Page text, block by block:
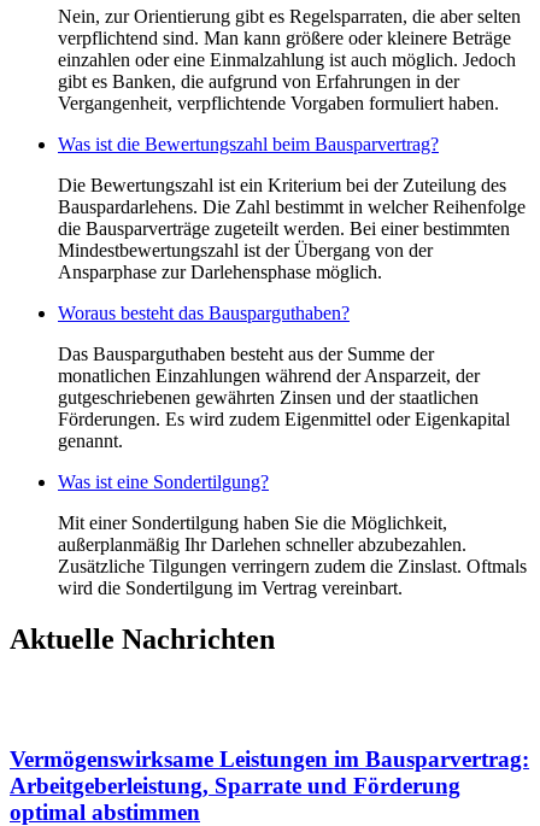
Nein, zur Orientierung gibt es Regelsparraten, die aber selten
verpflichtend sind. Man kann größere oder kleinere Beträge
einzahlen oder eine Einmalzahlung ist auch möglich. Jedoch
gibt es Banken, die aufgrund von Erfahrungen in der
Vergangenheit, verpflichtende Vorgaben formuliert haben.
Was ist die Bewertungszahl beim Bausparvertrag?
Die Bewertungszahl ist ein Kriterium bei der Zuteilung des
Bauspardarlehens. Die Zahl bestimmt in welcher Reihenfolge
die Bausparverträge zugeteilt werden. Bei einer bestimmten
Mindestbewertungszahl ist der Übergang von der
Ansparphase zur Darlehensphase möglich.
Woraus besteht das Bausparguthaben?
Das Bausparguthaben besteht aus der Summe der
monatlichen Einzahlungen während der Ansparzeit, der
gutgeschriebenen gewährten Zinsen und der staatlichen
Förderungen. Es wird zudem Eigenmittel oder Eigenkapital
genannt.
Was ist eine Sondertilgung?
Mit einer Sondertilgung haben Sie die Möglichkeit,
außerplanmäßig Ihr Darlehen schneller abzubezahlen.
Zusätzliche Tilgungen verringern zudem die Zinslast. Oftmals
wird die Sondertilgung im Vertrag vereinbart.
Aktuelle Nachrichten
Vermögenswirksame Leistungen im Bausparvertrag:
Arbeitgeberleistung, Sparrate und Förderung
optimal abstimmen